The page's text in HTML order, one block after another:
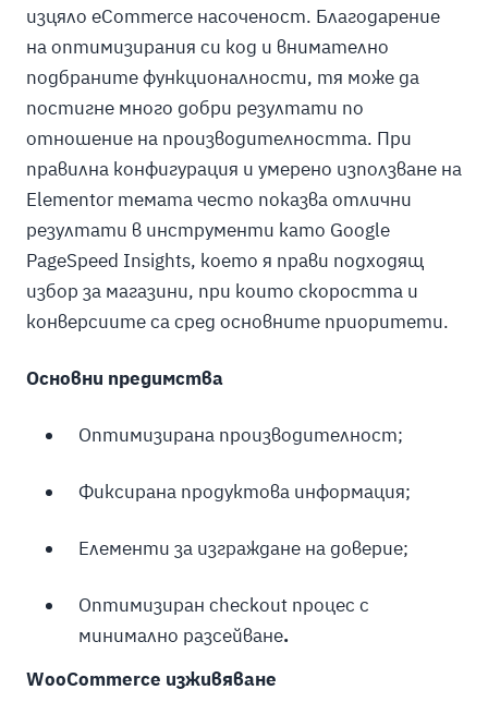
изцяло eCommerce насоченост. Благодарение
на оптимизирания си код и внимателно
подбраните функционалности, тя може да
постигне много добри резултати по
отношение на производителността. При
правилна конфигурация и умерено използване на
Elementor темата често показва отлични
резултати в инструменти като Google
PageSpeed Insights, което я прави подходящ
избор за магазини, при които скоростта и
конверсиите са сред основните приоритети.
Основни предимства
Оптимизирана производителност;
Фиксирана продуктова информация;
Елементи за изграждане на доверие;
Оптимизиран checkout процес с
минимално разсейване.
WooCommerce изживяване